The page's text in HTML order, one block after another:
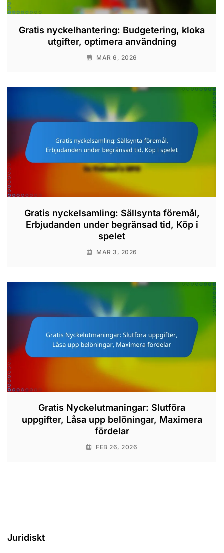
Gratis nyckelhantering: Budgetering, kloka
utgifter, optimera användning
MAR 6, 2026
Gratis nyckelsamling: Sällsynta föremål,
Erbjudanden under begränsad tid, Köp i
spelet
MAR 3, 2026
Gratis Nyckelutmaningar: Slutföra
uppgifter, Låsa upp belöningar, Maximera
fördelar
FEB 26, 2026
Juridiskt